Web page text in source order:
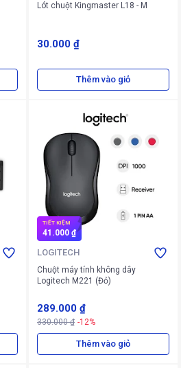
Lót chuột Kingmaster L18 - M
30.000 ₫
Thêm vào giỏ
TIẾT KIỆM
41.000 ₫
LOGITECH
Chuột máy tính không dây
Logitech M221 (Đỏ)
289.000 ₫
330.000 ₫ -12%
Thêm vào giỏ